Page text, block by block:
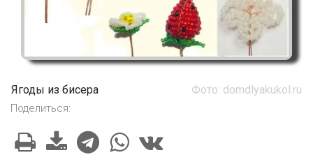
Ягоды из бисера Фото: domdlyakukol.ru
Поделиться: